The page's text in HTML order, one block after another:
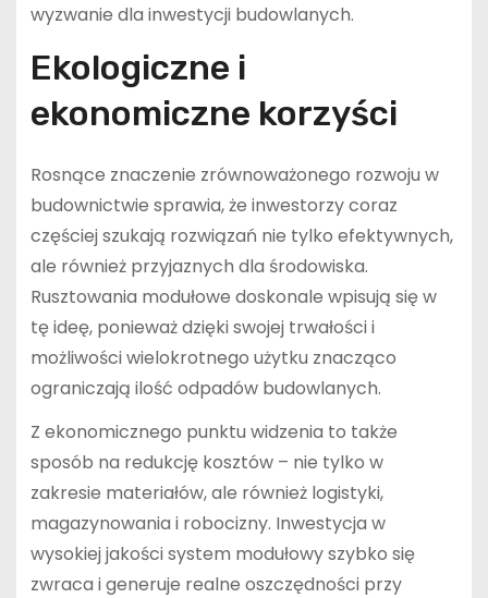
wyzwanie dla inwestycji budowlanych.
Ekologiczne i
ekonomiczne korzyści
Rosnące znaczenie zrównoważonego rozwoju w
budownictwie sprawia, że inwestorzy coraz
częściej szukają rozwiązań nie tylko efektywnych,
ale również przyjaznych dla środowiska.
Rusztowania modułowe doskonale wpisują się w
tę ideę, ponieważ dzięki swojej trwałości i
możliwości wielokrotnego użytku znacząco
ograniczają ilość odpadów budowlanych.
Z ekonomicznego punktu widzenia to także
sposób na redukcję kosztów – nie tylko w
zakresie materiałów, ale również logistyki,
magazynowania i robocizny. Inwestycja w
wysokiej jakości system modułowy szybko się
zwraca i generuje realne oszczędności przy